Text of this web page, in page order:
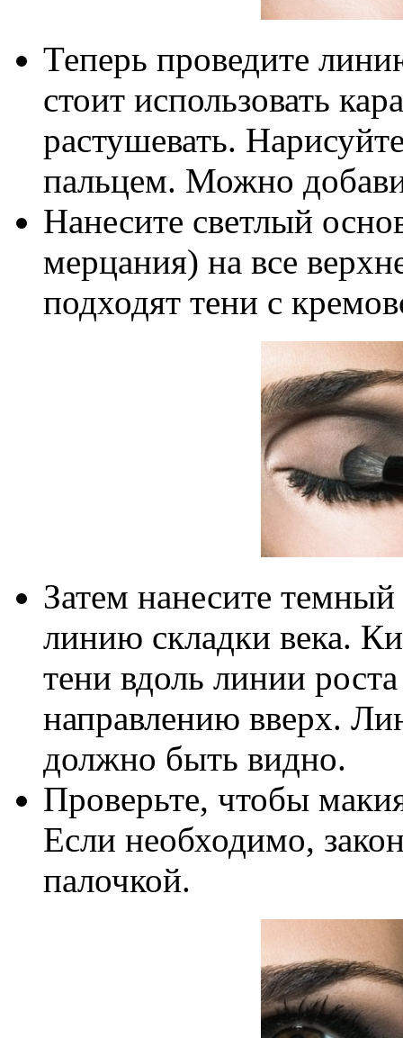
Теперь проведите
стоит использовать
растушевать.
пальцем. Можно
Нанесите светлый
мерцания) на все
подходят тени с
Затем нанесите темный
линию складки века.
тени вдоль линии
направлению вверх.
должно быть видно.
Проверьте, чтобы
Если необходимо,
палочкой.